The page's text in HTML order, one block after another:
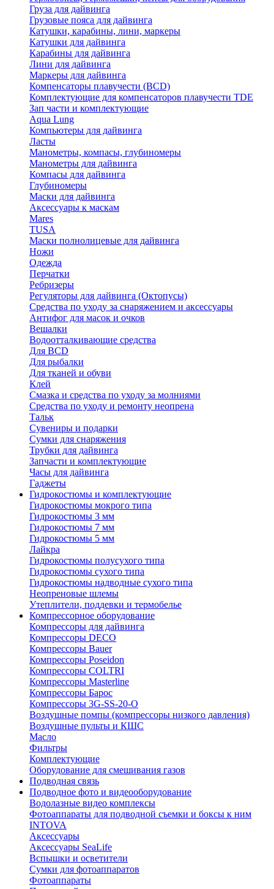
Груза для дайвинга
Грузовые пояса для дайвинга
Катушки, карабины, лини, маркеры
Катушки для дайвинга
Карабины для дайвинга
Лини для дайвинга
Маркеры для дайвинга
Компенсаторы плавучести (BCD)
Комплектующие для компенсаторов плавучести TDE
Зап части и комплектующие
Aqua Lung
Компьютеры для дайвинга
Ласты
Манометры, компасы, глубиномеры
Манометры для дайвинга
Компасы для дайвинга
Глубиномеры
Маски для дайвинга
Аксессуары к маскам
Mares
TUSA
Маски полнолицевые для дайвинга
Ножи
Одежда
Перчатки
Ребризеры
Регуляторы для дайвинга (Октопусы)
Средства по уходу за снаряжением и аксессуары
Антифог для масок и очков
Вешалки
Водоотталкивающие средства
Для BCD
Для рыбалки
Для тканей и обуви
Клей
Смазка и средства по уходу за молниями
Средства по уходу и ремонту неопрена
Тальк
Сувениры и подарки
Сумки для снаряжения
Трубки для дайвинга
Запчасти и комплектующие
Часы для дайвинга
Гаджеты
Гидрокостюмы и комплектующие
Гидрокостюмы мокрого типа
Гидрокостюмы 3 мм
Гидрокостюмы 7 мм
Гидрокостюмы 5 мм
Лайкра
Гидрокостюмы полусухого типа
Гидрокостюмы сухого типа
Гидрокостюмы надводные сухого типа
Неопреновые шлемы
Утеплители, поддевки и термобелье
Компрессорное оборудование
Компрессоры для дайвинга
Компрессоры DECO
Компрессоры Bauer
Компрессоры Poseidon
Компрессоры COLTRI
Компрессоры Masterline
Компрессоры Барос
Компрессоры 3G-SS-20-O
Воздушные помпы (компрессоры низкого давления)
Воздушные пульты и КШС
Масло
Фильтры
Комплектующие
Оборудование для смешивания газов
Подводная связь
Подводное фото и видеооборудование
Водолазные видео комплексы
Фотоаппараты для подводной съемки и боксы к ним
INTOVA
Аксессуары
Аксессуары SeaLife
Вспышки и осветители
Сумки для фотоаппаратов
Фотоаппараты